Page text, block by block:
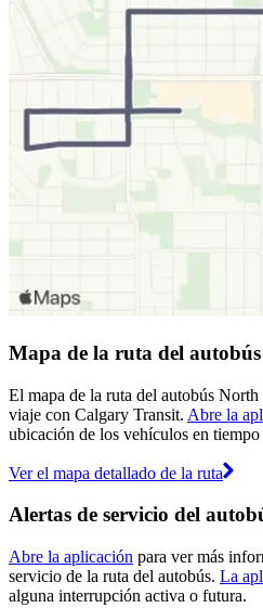
Mapa de la ruta del
El mapa de la ruta del autobús
viaje con Calgary Transit. Abre la
ubicación de los vehículos en tiempo
Ver el mapa detallado de la ruta
Alertas de servicio del
Abre la aplicación para ver más
servicio de la ruta del autobús. La
alguna interrupción activa o futura.